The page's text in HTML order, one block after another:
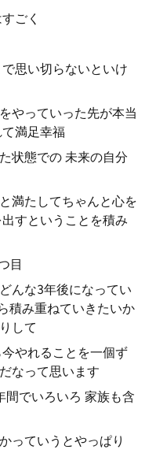
ごく
思い切らないといけ
やっていった先が本当
満足幸福
状態での 未来の自分
満たしてちゃんと心を
すということを積み
目
んな3年後になってい
積み重ねていきたいか
して
やれることを一個ず
なって思います
間でいろいろ 家族も含
っていうとやっぱり